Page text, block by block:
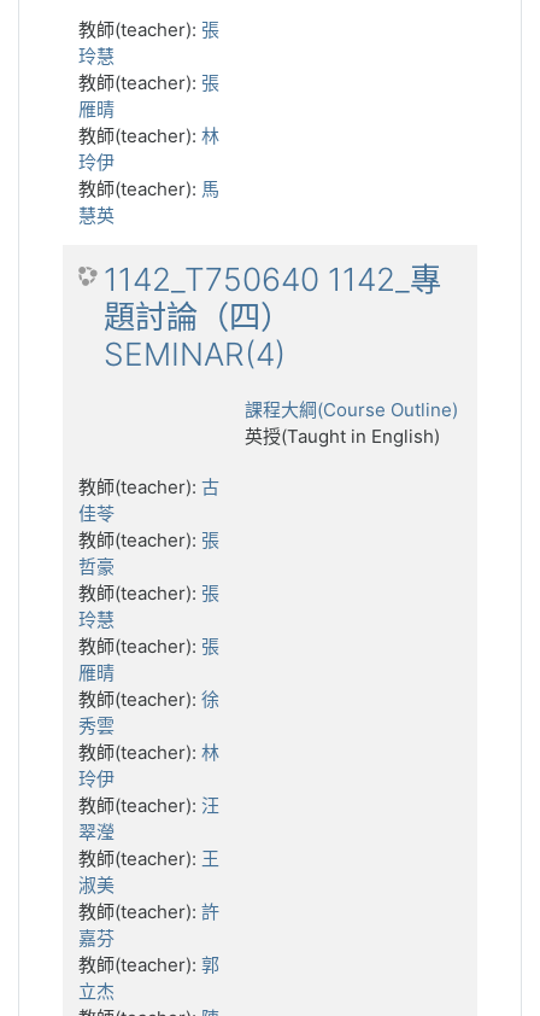
教師(teacher): 張
玲慧
教師(teacher): 張
雁晴
教師(teacher): 林
玲伊
教師(teacher): 馬
慧英
1142_T750640 1142_專
題討論（四）
SEMINAR(4)
課程大綱(Course Outline)
英授(Taught in English)
教師(teacher): 古
佳苓
教師(teacher): 張
哲豪
教師(teacher): 張
玲慧
教師(teacher): 張
雁晴
教師(teacher): 徐
秀雲
教師(teacher): 林
玲伊
教師(teacher): 汪
翠瀅
教師(teacher): 王
淑美
教師(teacher): 許
嘉芬
教師(teacher): 郭
立杰